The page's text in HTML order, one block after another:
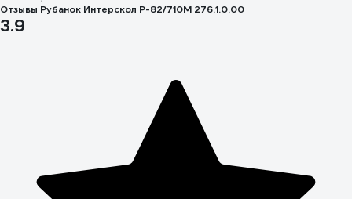
Отзывы Рубанок Интерскол Р-82/710М 276.1.0.00
3.9